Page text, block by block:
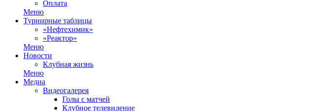
Оплата
Меню
Турнирные таблицы
«Нефтехимик»
«Реактор»
Меню
Новости
Клубная жизнь
Меню
Медиа
Видеогалерея
Голы с матчей
Клубное телевидение